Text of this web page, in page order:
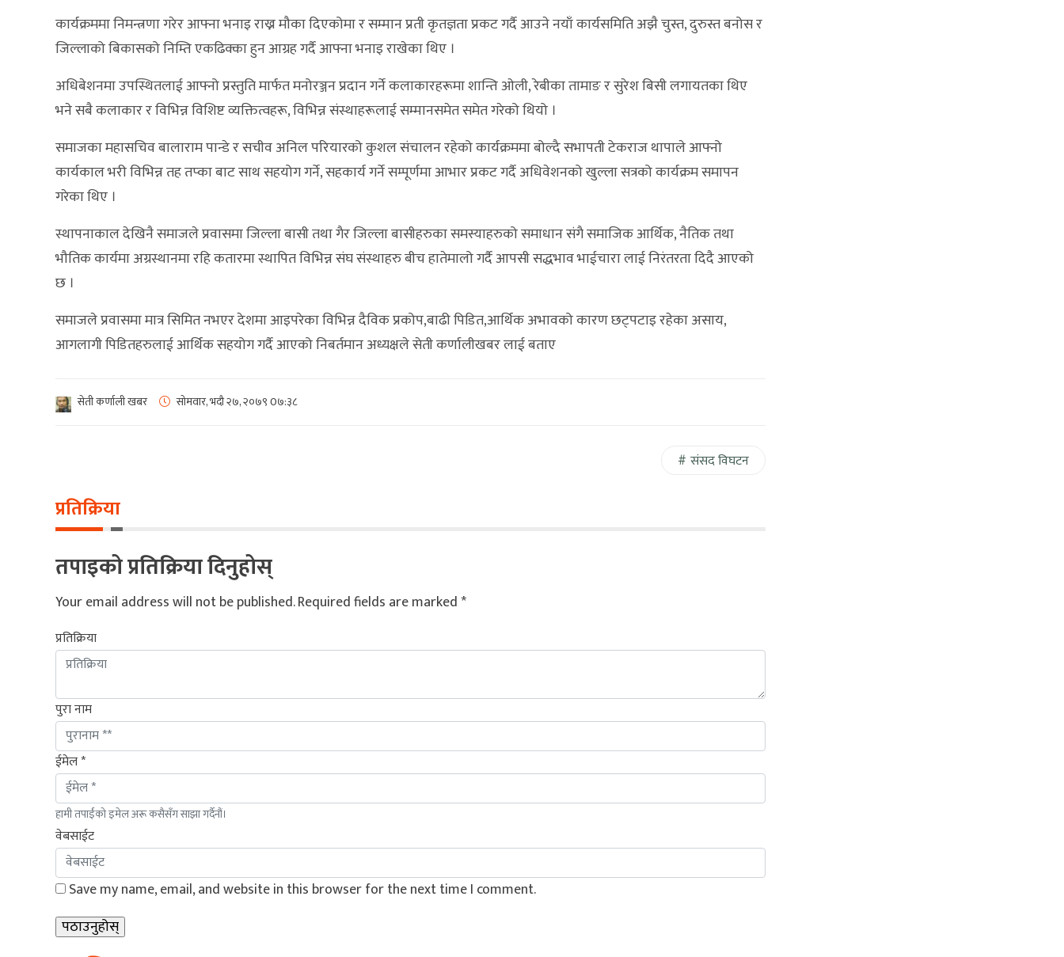
कार्यक्रममा निमन्त्रणा गरेर आफ्ना भनाइ राख्न मौका दिएकोमा र सम्मान प्रती कृतज्ञता प्रकट गर्दै आउने नयाँ कार्यसमिति अझै चुस्त, दुरुस्त बनोस र
जिल्लाको बिकासको निम्ति एकढिक्का हुन आग्रह गर्दै आफ्ना भनाइ राखेका थिए ।
अधिबेशनमा उपस्थितलाई आफ्नो प्रस्तुति मार्फत मनोरञ्जन प्रदान गर्ने कलाकारहरूमा शान्ति ओली, रेबीका तामाङ र सुरेश बिसी लगायतका थिए
भने सबै कलाकार र विभिन्न विशिष्ट व्यक्तित्वहरू, विभिन्न संस्थाहरूलाई सम्मानसमेत समेत गरेको थियो ।
समाजका महासचिव बालाराम पान्डे र सचीव अनिल परियारको कुशल संचालन रहेको कार्यक्रममा बोल्दै सभापती टेकराज थापाले आफ्नो
कार्यकाल भरी विभिन्न तह तप्का बाट साथ सहयोग गर्ने, सहकार्य गर्ने सम्पूर्णमा आभार प्रकट गर्दै अधिवेशनको खुल्ला सत्रको कार्यक्रम समापन
गरेका थिए ।
स्थापनाकाल देखिनै समाजले प्रवासमा जिल्ला बासी तथा गैर जिल्ला बासीहरुका समस्याहरुको समाधान संगै समाजिक आर्थिक, नैतिक तथा
भौतिक कार्यमा अग्रस्थानमा रहि कतारमा स्थापित विभिन्न संघ संस्थाहरु बीच हातेमालो गर्दै आपसी सद्धभाव भाईचारा लाई निरंतरता दिदै आएको
छ ।
समाजले प्रवासमा मात्र सिमित नभएर देशमा आइपरेका विभिन्न दैविक प्रकोप,बाढी पिडित,आर्थिक अभावको कारण छट्पटाइ रहेका असाय,
आगलागी पिडितहरुलाई आर्थिक सहयोग गर्दै आएको निबर्तमान अध्यक्षले सेती कर्णालीखबर लाई बताए
सेती कर्णाली खबर सोमवार, भदौ २७, २०७९0७:३८
संसद विघटन
प्रतिक्रिया
तपाइको प्रतिक्रिया दिनुहोस्
Your email address will not be published.Required fields are marked*
प्रतिक्रिया
पुरा नाम
ईमेल *
हामी तपाईंको इमेल अरू कसैसँग साझा गर्दैनौं।
वेबसाईट
Save my name, email, and website in this browser for the next time I comment.